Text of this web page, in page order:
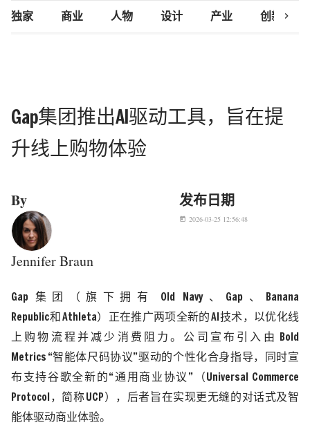
独家 商业 人物 设计 产业 创新研究
chevron_right
Gap集团推出AI驱动工具，旨在提
升线上购物体验
By
Jennifer Braun
发布日期
today 2026-03-25 12:56:48
Gap 集团（旗下拥有 Old Navy、 Gap 、
Banana
Republic和 Athleta ）正在推广两项全新的 AI技术，以优化线
上购物流程并减少消费阻力。公司宣布引入由
Bold
Metrics “智能体尺码协议”驱动的个性化合身指导，同时宣
布支持谷歌全新的“通用商业协议”（ Universal Commerce
Protocol ，简称 UCP ），后者旨在实现更无缝的对话式及智
能体驱动商业体验。